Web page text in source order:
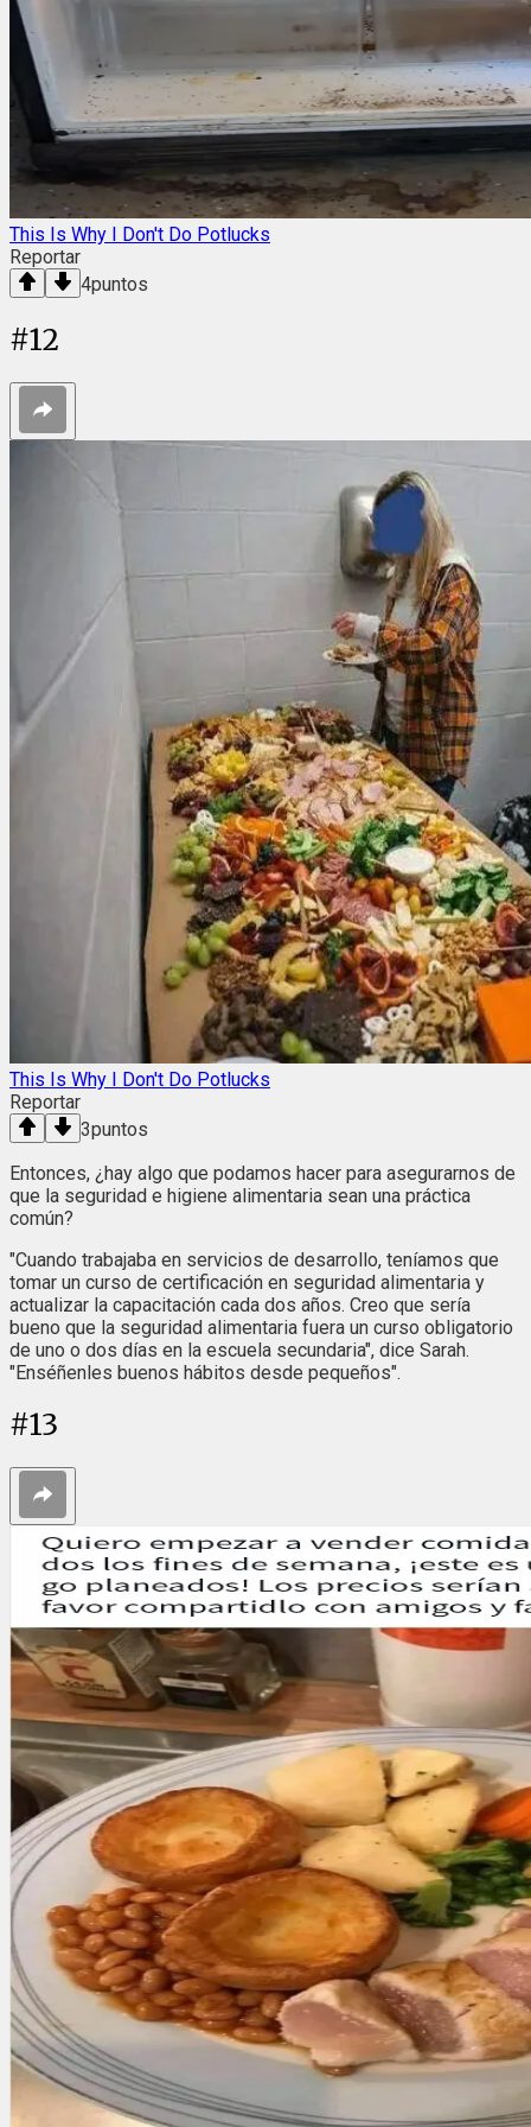
This Is Why I Don't Do Potlucks
Reportar
4puntos
#12
This Is Why I Don't Do Potlucks
Reportar
3puntos
Entonces, ¿hay algo que podamos hacer para asegurarnos de
que la seguridad e higiene alimentaria sean una práctica
común?
"Cuando trabajaba en servicios de desarrollo, teníamos que
tomar un curso de certificación en seguridad alimentaria y
actualizar la capacitación cada dos años. Creo que sería
bueno que la seguridad alimentaria fuera un curso obligatorio
de uno o dos días en la escuela secundaria", dice Sarah.
"Enséñenles buenos hábitos desde pequeños".
#13